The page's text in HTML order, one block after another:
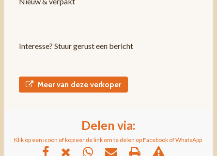
Interesse? Stuur gerust een bericht
Meer van deze verkoper
Delen via:
Klik op een icoon of kopieer de link om te delen op Facebook of WhatsApp